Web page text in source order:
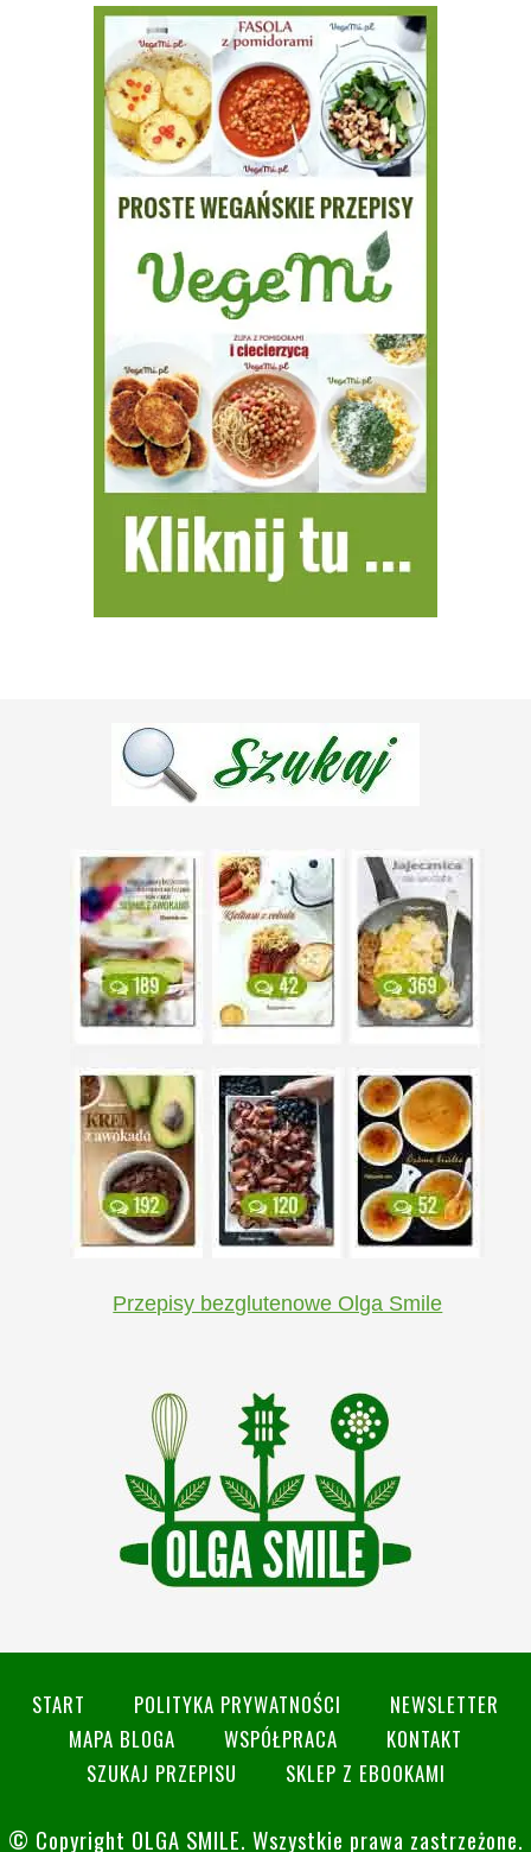
Przepisy bezglutenowe Olga Smile
START POLITYKA PRYWATNOŚCI
NEWSLETTER
MAPA BLOGA
WSPÓŁPRACA
KONTAKT
SZUKAJ PRZEPISU
SKLEP Z EBOOKAMI
© Copyright OLGA SMILE. Wszystkie prawa zastrzeżone.